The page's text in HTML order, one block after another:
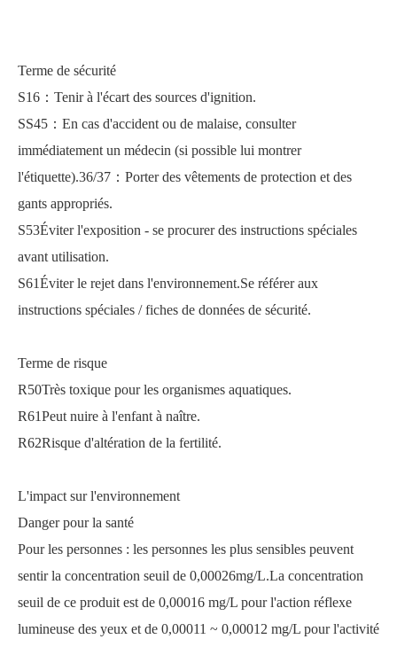
Terme de sécurité
S16：Tenir à l'écart des sources d'ignition.
SS45：En cas d'accident ou de malaise, consulter
immédiatement un médecin (si possible lui montrer
l'étiquette).36/37：Porter des vêtements de protection et des
gants appropriés.
S53Éviter l'exposition - se procurer des instructions spéciales
avant utilisation.
S61Éviter le rejet dans l'environnement.Se référer aux
instructions spéciales / fiches de données de sécurité.
Terme de risque
R50Très toxique pour les organismes aquatiques.
R61Peut nuire à l'enfant à naître.
R62Risque d'altération de la fertilité.
L'impact sur l'environnement
Danger pour la santé
Pour les personnes : les personnes les plus sensibles peuvent
sentir la concentration seuil de 0,00026mg/L.La concentration
seuil de ce produit est de 0,00016 mg/L pour l'action réflexe
lumineuse des yeux et de 0,00011 ~ 0,00012 mg/L pour l'activité